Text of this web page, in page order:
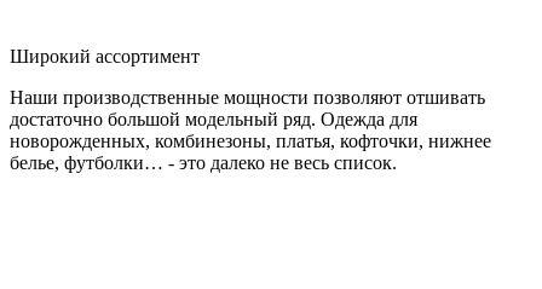
Широкий ассортимент
Наши производственные мощности позволяют отшивать
достаточно большой модельный ряд. Одежда для
новорожденных, комбинезоны, платья, кофточки, нижнее
белье, футболки… - это далеко не весь список.